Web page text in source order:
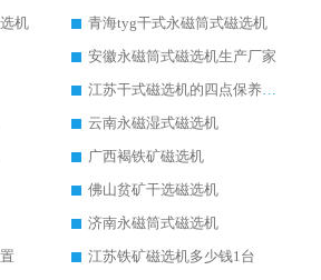
机
青海tyg干式永磁筒式磁选机
安徽永磁筒式磁选机生产厂家
江苏干式磁选机的四点保养秘籍
云南永磁湿式磁选机
广西褐铁矿磁选机
佛山贫矿干选磁选机
济南永磁筒式磁选机
江苏铁矿磁选机多少钱1台